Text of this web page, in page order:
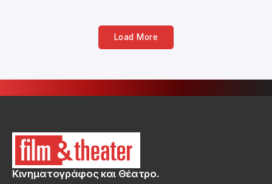
Load More
Κινηματογράφος και Θέατρο.